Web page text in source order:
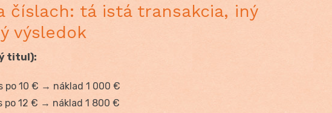
číslach: tá istá transakcia, iný
výsledok
titul):
po 10 € → náklad 1 000 €
po 12 € → náklad 1 800 €